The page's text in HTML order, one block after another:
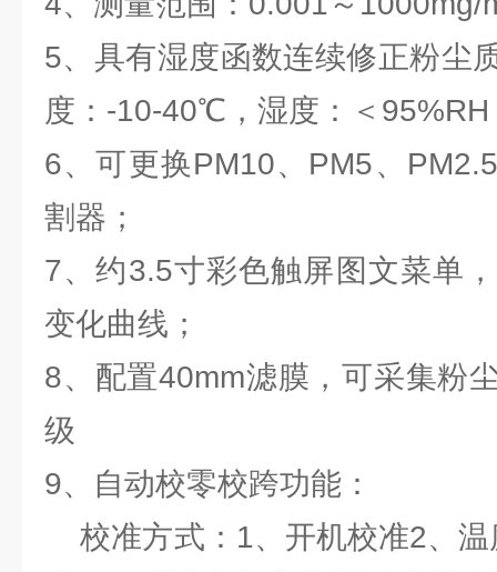
5、具有湿度函数连续修正粉尘
度：-10-40℃，湿度：＜95%RH
6、可更换PM10、PM5、
割器；
7、约3.5寸彩色触屏图文菜单
变化曲线；
8、配置40mm滤膜，可采集粉
级
9、自动校零校跨功能：
校准方式：1、开机校准2、温